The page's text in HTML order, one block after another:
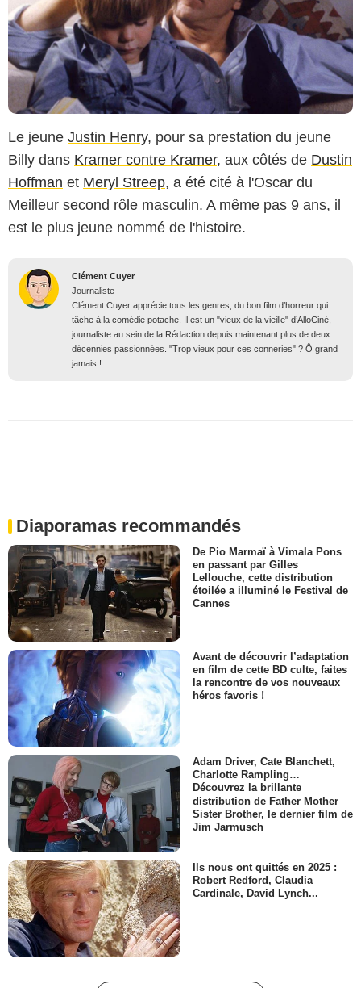
Le jeune Justin Henry, pour sa prestation du jeune
Billy dans Kramer contre Kramer, aux côtés de Dustin
Hoffman et Meryl Streep, a été cité à l'Oscar du
Meilleur second rôle masculin. A même pas 9 ans, il
est le plus jeune nommé de l'histoire.
Clément Cuyer
Journaliste
Clément Cuyer apprécie tous les genres, du bon film d’horreur qui
tâche à la comédie potache. Il est un "vieux de la vieille" d’AlloCiné,
journaliste au sein de la Rédaction depuis maintenant plus de deux
décennies passionnées. "Trop vieux pour ces conneries" ? Ô grand
jamais !
Diaporamas recommandés
De Pio Marmaï à Vimala Pons
en passant par Gilles
Lellouche, cette distribution
étoilée a illuminé le Festival de
Cannes
Avant de découvrir l’adaptation
en film de cette BD culte, faites
la rencontre de vos nouveaux
héros favoris !
Adam Driver, Cate Blanchett,
Charlotte Rampling…
Découvrez la brillante
distribution de Father Mother
Sister Brother, le dernier film de
Jim Jarmusch
Ils nous ont quittés en 2025 :
Robert Redford, Claudia
Cardinale, David Lynch...